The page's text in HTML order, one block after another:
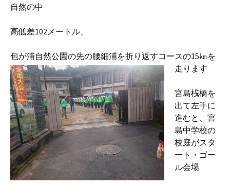
自然の中
高低差102メートル、
包が浦自然公園の先の腰細浦を折り返すコースの15㎞を
走ります
宮島桟橋を
出て左手に
進むと、宮
島中学校の
校庭がスタ
ート・ゴー
ル会場